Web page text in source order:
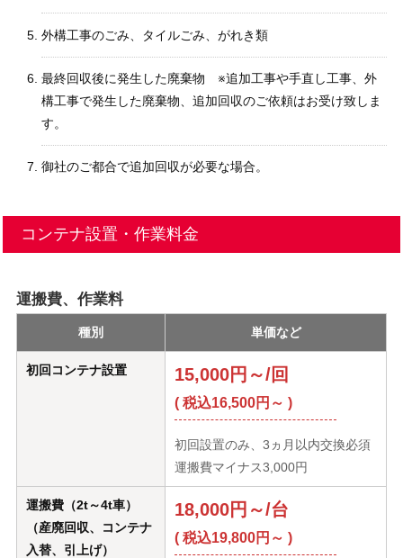
外構工事のごみ、タイルごみ、がれき類
最終回収後に発生した廃棄物 ※追加工事や手直し工事、外
構工事で発生した廃棄物、追加回収のご依頼はお受け致しま
す。
御社のご都合で追加回収が必要な場合。
コンテナ設置・作業料金
運搬費、作業料
種別 単価など
初回コンテナ設置 15,000円～/回
( 税込16,500円～ )
初回設置のみ、3ヵ月以内交換必須
運搬費マイナス3,000円
運搬費（2t～4t車）
（産廃回収、コンテナ
入替、引上げ）
18,000円～/台
( 税込19,800円～ )